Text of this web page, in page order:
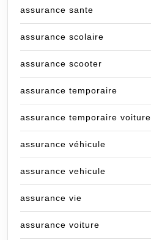
assurance sante
assurance scolaire
assurance scooter
assurance temporaire
assurance temporaire voiture
assurance véhicule
assurance vehicule
assurance vie
assurance voiture